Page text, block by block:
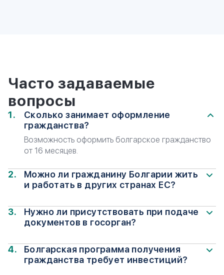
Часто задаваемые
вопросы
Сколько занимает оформление
гражданства?
Возможность оформить болгарское гражданство
от 16 месяцев.
Можно ли гражданину Болгарии жить
и работать в других странах ЕС?
проживание и работу в любой стране Евросоюза.
Нужно ли присутствовать при подаче
документов в госорган?
или доверенное лицо, но собеседование требует
личного присутствия.
Болгарская программа получения
гражданства требует инвестиций?